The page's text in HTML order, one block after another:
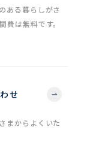
ある暮らしがさ
費は無料です。
せ
まからよくいた